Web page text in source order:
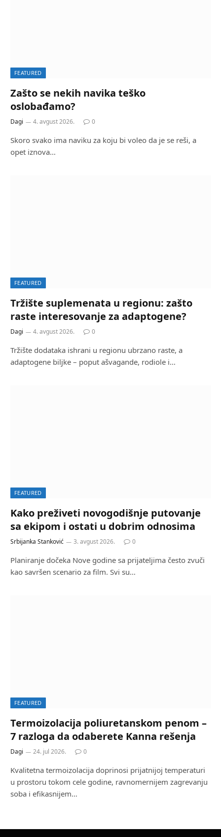
FEATURED
Zašto se nekih navika teško
oslobađamo?
Dagi 4. avgust 2026. 0
Skoro svako ima naviku za koju bi voleo da je se reši, a
opet iznova…
FEATURED
Tržište suplemenata u regionu: zašto
raste interesovanje za adaptogene?
Dagi 4. avgust 2026. 0
Tržište dodataka ishrani u regionu ubrzano raste, a
adaptogene biljke – poput ašvagande, rodiole i…
FEATURED
Kako preživeti novogodišnje putovanje
sa ekipom i ostati u dobrim odnosima
Srbijanka Stanković 3. avgust 2026. 0
Planiranje dočeka Nove godine sa prijateljima često zvuči
kao savršen scenario za film. Svi su…
FEATURED
Termoizolacija poliuretanskom penom –
7 razloga da odaberete Kanna rešenja
Dagi 24. jul 2026. 0
Kvalitetna termoizolacija doprinosi prijatnijoj temperaturi
u prostoru tokom cele godine, ravnomernijem zagrevanju
soba i efikasnijem…